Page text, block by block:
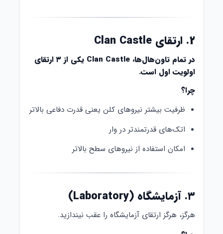
۲. ارتقای Clan Castle
در تمام تاون‌هال‌ها، Clan Castle یکی از ۳ ارتقای
اولویت اول است.
چرا؟
ظرفیت بیشتر نیروهای کلن یعنی قدرت دفاعی بالاتر
اتک‌های قدرتمندتر در وار
امکان استفاده از نیروهای سطح بالاتر
۳. آزمایشگاه (Laboratory)
هرگز، هرگز ارتقای آزمایشگاه را عقب نیندازید.